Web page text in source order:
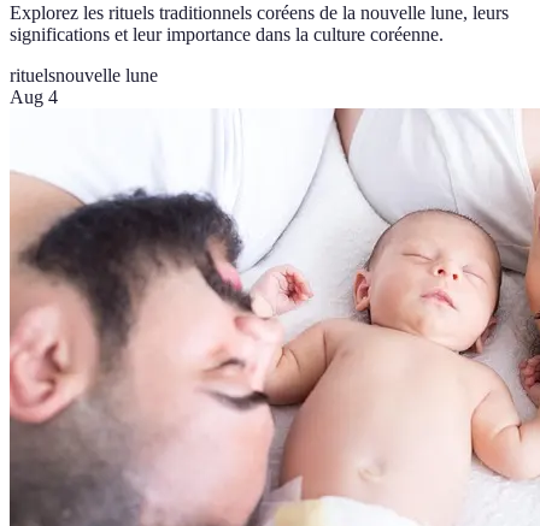
Explorez les rituels traditionnels coréens de la nouvelle lune, leurs
significations et leur importance dans la culture coréenne.
rituelsnouvelle lune
Aug 4